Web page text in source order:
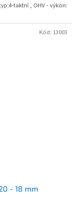
taktní , OHV - výkon:
- 18 mm
Kód: 13003